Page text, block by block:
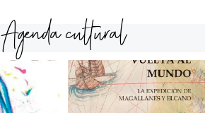
Agenda cultural